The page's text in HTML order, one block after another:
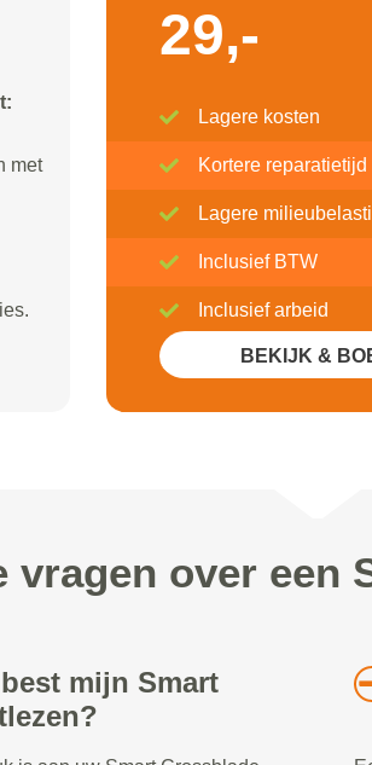
met
29,-
Lagere kosten
Kortere reparatietijd
Lagere
Inclusief BTW
Inclusief arbeid
BEKIJK &
vragen over een
mijn Smart